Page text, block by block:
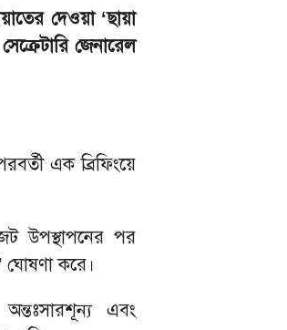
দেওয়া ‘ছায়া
জেনারেল
এক ব্রিফিংয়ে
উপস্থাপনের পর
ঘোষণা করে।
এবং